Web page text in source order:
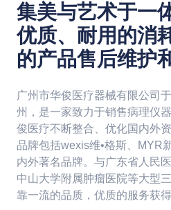
集美与艺术于一
优质、耐用的消
的产品售后维护
广州市华俊医疗器械有限公司
州，是一家致力于销售病理仪
俊医疗不断整合、优化国内外
品牌包括wexis维•格斯、MYR
内外著名品牌。与广东省人民
中山大学附属肿瘤医院等大型
靠一流的品质，优质的服务获